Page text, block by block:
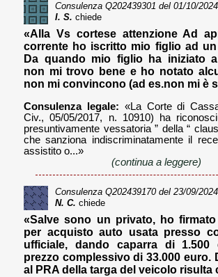
Consulenza Q202439301 del 01/10/2024
I. S. chiede
«Alla Vs cortese attenzione Ad
corrente ho iscritto mio figlio ad
Da quando mio figlio ha iniziato
non mi trovo bene e ho notato
non mi convincono (ad es.non mi è
Consulenza legale: «La Corte di
Civ., 05/05/2017, n. 10910) ha
presuntivamente vessatoria ” della “
che sanziona indiscriminatamente il
assistito o...»
(continua a leggere)
Consulenza Q202439170del 23/09/2024
N. C. chiede
«Salve sono un privato, ho
per acquisto auto usata presso
ufficiale, dando caparra di
prezzo complessivo di 33.000 euro.
al PRA della targa del veicolo risulta